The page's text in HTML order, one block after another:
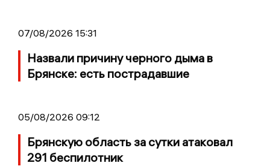
07/08/2026 15:31
Назвали причину черного дыма в
Брянске: есть пострадавшие
05/08/2026 09:12
Брянскую область за сутки атаковал
291 беспилотник